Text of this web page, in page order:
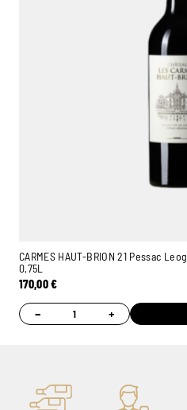
CARMES HAUT-BRION 21 Pessac
0,75L
170,00€
− +